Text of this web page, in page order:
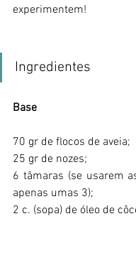
experimentem!
Ingredientes
Base
70 gr de flocos de aveia;
25 gr de nozes;
6 tâmaras (se usarem
apenas umas 3);
2 c. (sopa) de óleo de